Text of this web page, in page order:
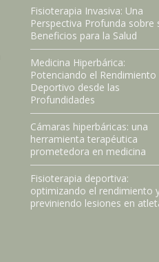
Fisioterapia Invasiva: Una
Perspectiva Profunda sobre
Beneficios para la Salud
Medicina Hiperbárica:
Potenciando el Rendimiento
Deportivo desde las
Profundidades
Cámaras hiperbáricas: una
herramienta terapéutica
prometedora en medicina
Fisioterapia deportiva:
optimizando el rendimiento
previniendo lesiones en